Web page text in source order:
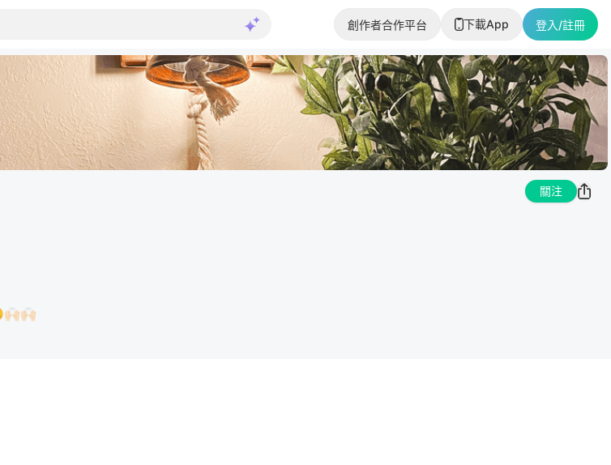
創作者合作平台 下載App 登入/註冊
關注